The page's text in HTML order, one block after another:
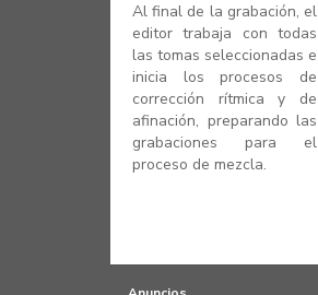
Al final de la grabación, el
editor trabaja con todas
las tomas seleccionadas e
inicia los procesos de
corrección rítmica y de
afinación, preparando las
grabaciones para el
proceso de mezcla.